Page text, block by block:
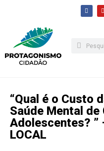
para
conteúdo
“Qual é o Custo
Saúde Mental de
Adolescentes? ”
LOCAL